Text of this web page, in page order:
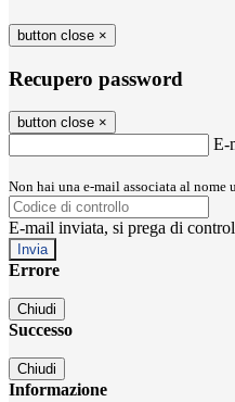
button close ×
Recupero password
button close ×
E-
Non hai una e-mail associata al nome
E-mail inviata, si prega di
Errore
Chiudi
Successo
Chiudi
Informazione